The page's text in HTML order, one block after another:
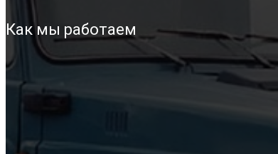
Как мы работаем